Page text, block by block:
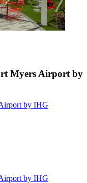
Myers Airport by
by IHG
by IHG